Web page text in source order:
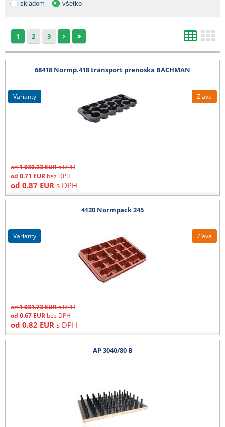
skladom všetko
1 2 3
68418 Normp.418 transport prenoska BACHMAN
od1 030.23EURs DPH
Zľava
od 0.71 EUR bez DPH
od 0.87 EUR s DPH
varianty
4120 Normpack 245
od1 031.73EURs DPH
Zľava
od 0.67 EUR bez DPH
od 0.82 EUR s DPH
varianty
AP 3040/80 B